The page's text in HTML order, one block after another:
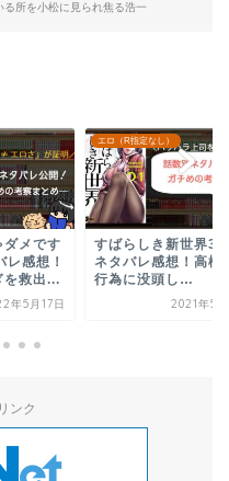
所を小松に見られ焦る浩一
34巻の
橋との
年5月27日
エロ（R指定なし）
性欲群青を無料で読
アプリの調査結果｜
ネタバレも紹介！
2021年1
ンク